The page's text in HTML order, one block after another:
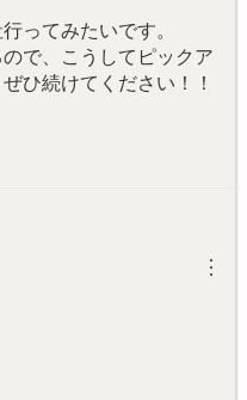
ってみたいです。
で、こうしてピックア
ひ続けてください！！
︙